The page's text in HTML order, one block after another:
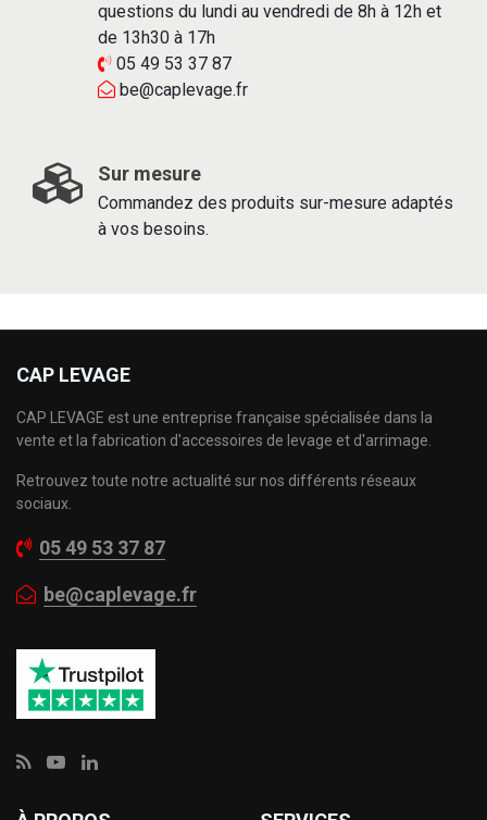
questions du lundi au vendredi de 8h à 12h et
de 13h30 à 17h
05 49 53 37 87
be@caplevage.fr
Sur mesure
Commandez des produits sur-mesure adaptés
à vos besoins.
CAP LEVAGE
CAP LEVAGE est une entreprise française spécialisée dans la
vente et la fabrication d'accessoires de levage et d'arrimage.
Retrouvez toute notre actualité sur nos différents réseaux
sociaux.
05 49 53 37 87
be@caplevage.fr